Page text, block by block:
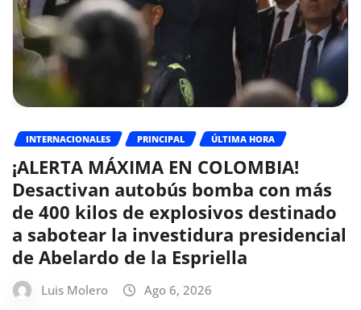
INTERNACIONALES PRINCIPAL ÚLTIMA HORA
¡ALERTA MÁXIMA EN COLOMBIA!
Desactivan autobús bomba con más
de 400 kilos de explosivos destinado
a sabotear la investidura presidencial
de Abelardo de la Espriella
Luis Molero Ago 6, 2026